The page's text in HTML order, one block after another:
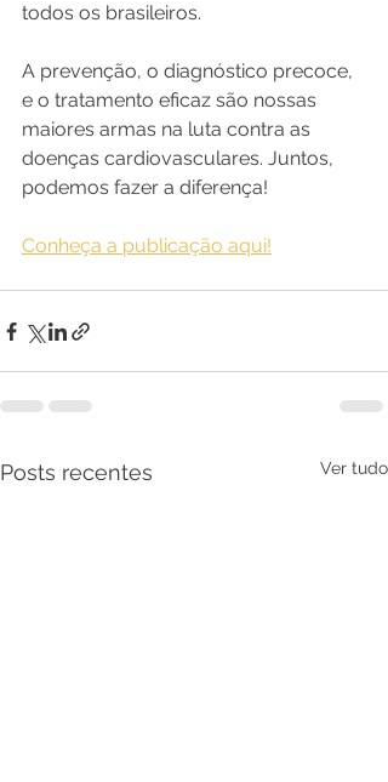
todos os brasileiros.
A prevenção, o diagnóstico precoce,
e o tratamento eficaz são nossas
maiores armas na luta contra as
doenças cardiovasculares. Juntos,
podemos fazer a diferença!
Conheça a publicação aqui!
Posts recentes Ver tudo